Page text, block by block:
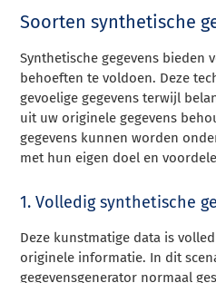
Soorten synthetische
Synthetische gegevens bieden
behoeften te voldoen. Deze
gevoelige gegevens terwijl
uit uw originele gegevens
gegevens kunnen worden
met hun eigen doel en
1. Volledig synthetische
Deze kunstmatige data is
originele informatie. In dit
gegevensgenerator normaal